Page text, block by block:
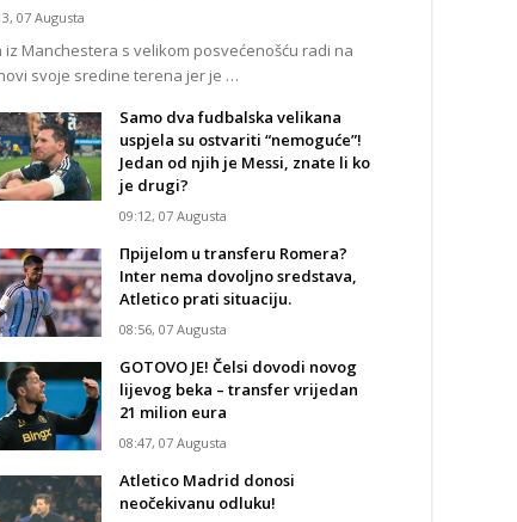
07 Augusta
iz Manchestera s velikom posvećenošću radi na
svoje sredine terena jer je …
Samo dva fudbalska velikana
uspjela su ostvariti “nemoguće”!
Jedan od njih je Messi, znate li ko
je drugi?
09:12, 07 Augusta
Прijelom u transferu Romera?
Inter nema dovoljno sredstava,
Atletico prati situaciju.
08:56, 07 Augusta
GOTOVO JE! Čelsi dovodi novog
lijevog beka – transfer vrijedan
21 milion eura
08:47, 07 Augusta
Atletico Madrid donosi
neočekivanu odluku!